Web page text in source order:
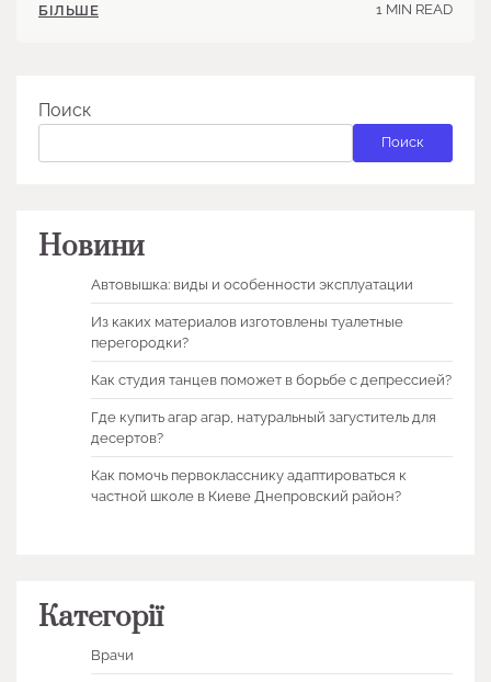
БІЛЬШЕ 1 MIN READ
Поиск
Поиск
Новини
Автовышка: виды и особенности эксплуатации
Из каких материалов изготовлены туалетные
перегородки?
Как студия танцев поможет в борьбе с депрессией?
Где купить агар агар, натуральный загуститель для
десертов?
Как помочь первокласснику адаптироваться к
частной школе в Киеве Днепровский район?
Категорії
Врачи